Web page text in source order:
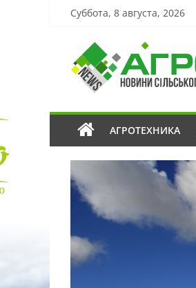
Суббота, 8 августа, 2026
АГРОТЕХНИКА